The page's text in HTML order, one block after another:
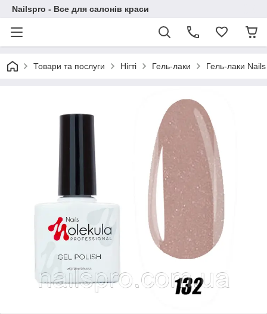
Nailspro - Все для салонів краси
Товари та послуги Нігті Гель-лаки Гель-лаки